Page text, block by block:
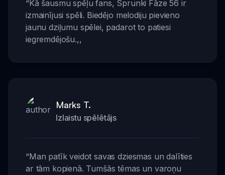
“Kā šausmu spēļu fans, Sprunki Fāze 56 ir
izmainījusi spēli. Biedējo melodiju pievieno
jaunu dziļumu spēlei, padarot to patiesi
iegremdējošu.,,
Marks T.
Izlaistu spēlētājs
“Man patīk veidot savas dziesmas un dalīties
ar tām kopienā. Tumšās tēmas un varoņu